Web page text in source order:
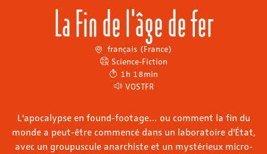
La Fin de l'âge de fer
français (France)
Science-Fiction
1h 18min
VOSTFR
L'apocalypse en found-footage… ou comment la fin du
monde a peut-être commencé dans un laboratoire d'État,
avec un groupuscule anarchiste et un mystérieux micro-